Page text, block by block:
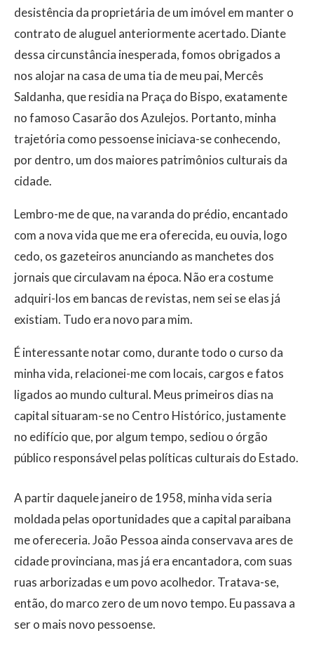
desistência da proprietária de um imóvel em manter o
contrato de aluguel anteriormente acertado. Diante
dessa circunstância inesperada, fomos obrigados a
nos alojar na casa de uma tia de meu pai, Mercês
Saldanha, que residia na Praça do Bispo, exatamente
no famoso Casarão dos Azulejos. Portanto, minha
trajetória como pessoense iniciava-se conhecendo,
por dentro, um dos maiores patrimônios culturais da
cidade.
Lembro-me de que, na varanda do prédio, encantado
com a nova vida que me era oferecida, eu ouvia, logo
cedo, os gazeteiros anunciando as manchetes dos
jornais que circulavam na época. Não era costume
adquiri-los em bancas de revistas, nem sei se elas já
existiam. Tudo era novo para mim.
É interessante notar como, durante todo o curso da
minha vida, relacionei-me com locais, cargos e fatos
ligados ao mundo cultural. Meus primeiros dias na
capital situaram-se no Centro Histórico, justamente
no edifício que, por algum tempo, sediou o órgão
público responsável pelas políticas culturais do Estado.
A partir daquele janeiro de 1958, minha vida seria
moldada pelas oportunidades que a capital paraibana
me ofereceria. João Pessoa ainda conservava ares de
cidade provinciana, mas já era encantadora, com suas
ruas arborizadas e um povo acolhedor. Tratava-se,
então, do marco zero de um novo tempo. Eu passava a
ser o mais novo pessoense.